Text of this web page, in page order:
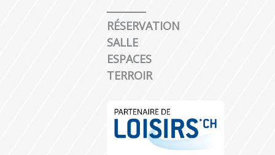
RÉSERVATION
SALLE
ESPACES
TERROIR